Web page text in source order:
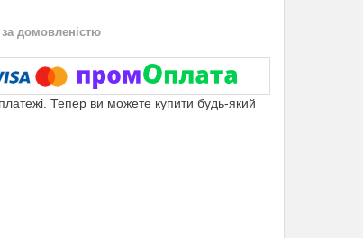
за домовленістю
Тепер ви можете купити будь-який